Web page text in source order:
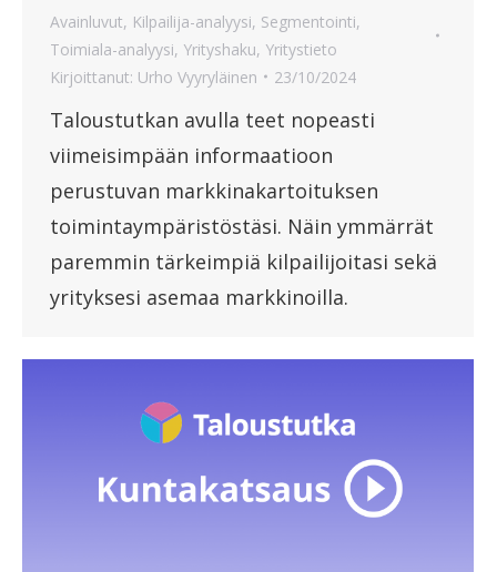
Avainluvut, Kilpailija-analyysi, Segmentointi,
Toimiala-analyysi, Yrityshaku, Yritystieto
Kirjoittanut: Urho Vyyryläinen 23/10/2024
Taloustutkan avulla teet nopeasti
viimeisimpään informaatioon
perustuvan markkinakartoituksen
toimintaympäristöstäsi. Näin ymmärrät
paremmin tärkeimpiä kilpailijoitasi sekä
yrityksesi asemaa markkinoilla.